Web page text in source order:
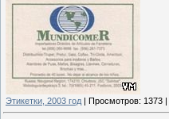
Этикетки, 2003 год | Просмотров: 1373 |